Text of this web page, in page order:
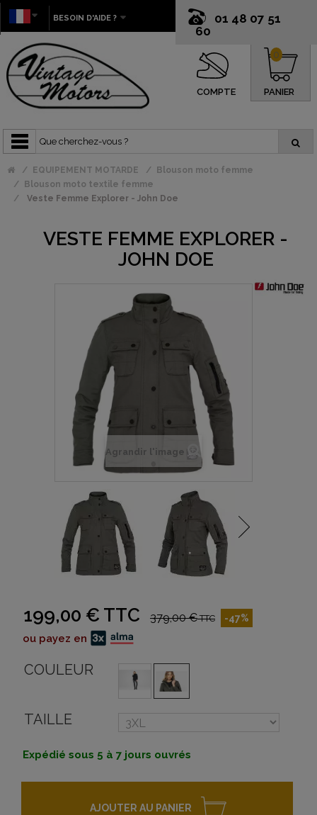
01 48 07 51
60
BESOIN D'AIDE ?
COMPTE PANIER
0
EQUIPEMENT MOTARDE
Blouson moto femme
Blouson moto textile femme
Veste Femme Explorer - John Doe
VESTE FEMME EXPLORER -
JOHN DOE
Agrandir l'image
199,00 € TTC 379,00 €TTC -47%
ou payez en
COULEUR
TAILLE
Expédié sous 5 à 7 jours ouvrés
AJOUTER AU PANIER